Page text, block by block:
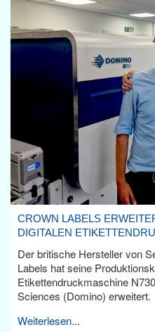
CROWN LABELS
DIGITALEN
Der britische Hersteller von
Labels hat seine
Etikettendruckmaschine
Sciences (Domino) erweitert.
Weiterlesen...